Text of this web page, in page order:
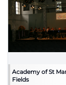
Academy of St
Fields